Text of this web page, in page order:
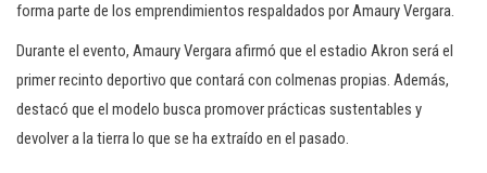
forma parte de los emprendimientos respaldados por Amaury Vergara.
Durante el evento, Amaury Vergara afirmó que el estadio Akron será el
primer recinto deportivo que contará con colmenas propias. Además,
destacó que el modelo busca promover prácticas sustentables y
devolver a la tierra lo que se ha extraído en el pasado.